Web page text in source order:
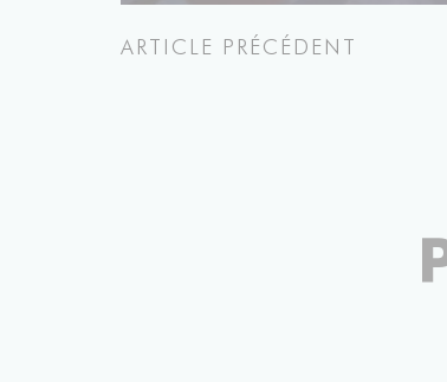
ARTICLE PRÉCÉDENT